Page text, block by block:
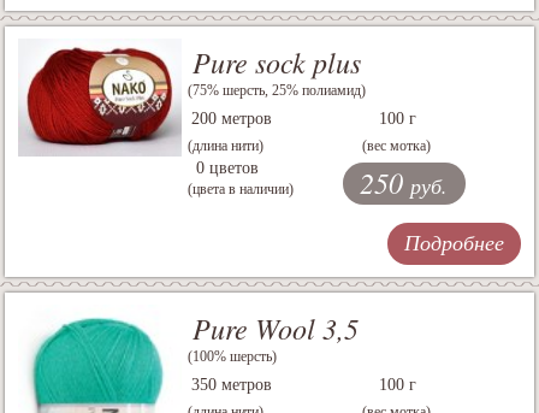
Pure sock plus
(75% шерсть, 25% полиамид)
200 метров
(длина нити)
100 г
(вес мотка)
0 цветов
(цвета в наличии) 250 руб.
Подробнее
Pure Wool 3,5
(100% шерсть)
350 метров 100 г